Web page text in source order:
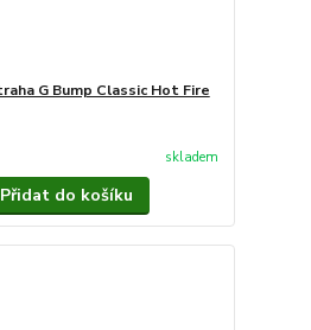
G Bump Classic Hot Fire
skladem
Přidat do košíku